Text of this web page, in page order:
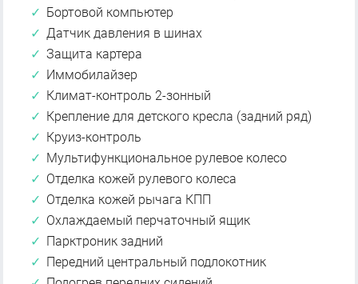
Бортовой компьютер
Датчик давления в шинах
Защита картера
Иммобилайзер
Климат-контроль 2-зонный
Крепление для детского кресла (задний ряд)
Круиз-контроль
Мультифункциональное рулевое колесо
Отделка кожей рулевого колеса
Отделка кожей рычага КПП
Охлаждаемый перчаточный ящик
Парктроник задний
Передний центральный подлокотник